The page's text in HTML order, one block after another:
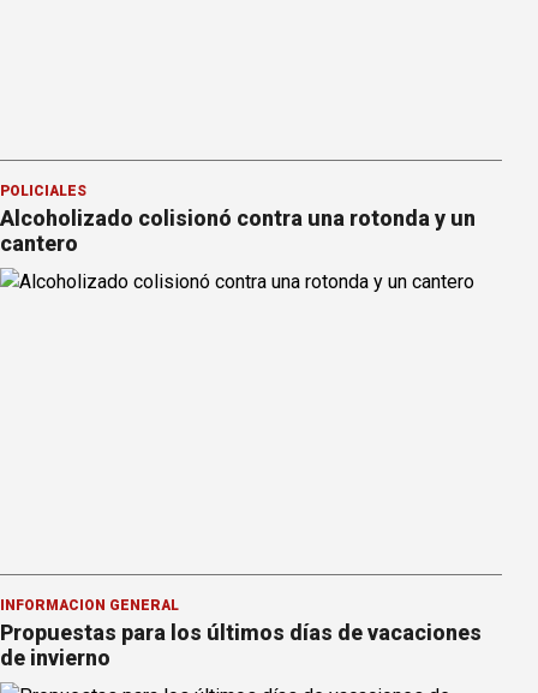
POLICIALES
Alcoholizado colisionó contra una rotonda y un
cantero
INFORMACION GENERAL
Propuestas para los últimos días de vacaciones
de invierno